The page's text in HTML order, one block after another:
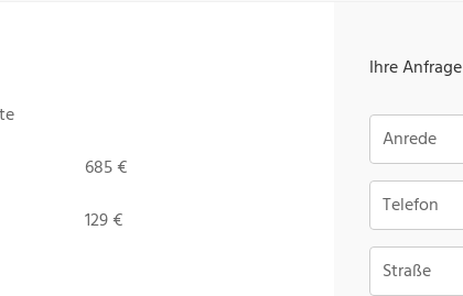
685 €
129 €
Ihre Anfrage
Anrede
Telefon
Straße